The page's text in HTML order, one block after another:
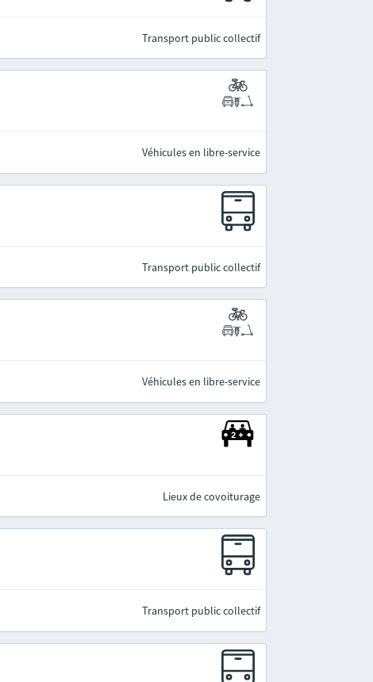
Transport public collectif
Véhicules en libre-service
Transport public collectif
Véhicules en libre-service
Lieux de covoiturage
Transport public collectif